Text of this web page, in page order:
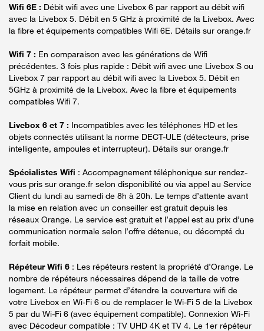
Wifi 6E : Débit wifi avec une Livebox 6 par rapport au débit wifi
avec la Livebox 5. Débit en 5 GHz à proximité de la Livebox. Avec
la fibre et équipements compatibles Wifi 6E. Détails sur orange.fr
Wifi 7 : En comparaison avec les générations de Wifi
précédentes. 3 fois plus rapide : Débit wifi avec une Livebox S ou
Livebox 7 par rapport au débit wifi avec la Livebox 5. Débit en
5GHz à proximité de la Livebox. Avec la fibre et équipements
compatibles Wifi 7.
Livebox 6 et 7 : Incompatibles avec les téléphones HD et les
objets connectés utilisant la norme DECT-ULE (détecteurs, prise
intelligente, ampoules et interrupteur). Détails sur orange.fr
Spécialistes Wifi : Accompagnement téléphonique sur rendez-
vous pris sur orange.fr selon disponibilité ou via appel au Service
Client du lundi au samedi de 8h à 20h. Le temps d’attente avant
la mise en relation avec un conseiller est gratuit depuis les
réseaux Orange. Le service est gratuit et l’appel est au prix d’une
communication normale selon l’offre détenue, ou décompté du
forfait mobile.
Répéteur Wifi 6 : Les répéteurs restent la propriété d’Orange. Le
nombre de répéteurs nécessaires dépend de la taille de votre
logement. Le répéteur permet d’étendre la couverture wifi de
votre Livebox en Wi-Fi 6 ou de remplacer le Wi-Fi 5 de la Livebox
5 par du Wi-Fi 6 (avec équipement compatible). Connexion Wi-Fi
avec Décodeur compatible : TV UHD 4K et TV 4. Le 1er répéteur